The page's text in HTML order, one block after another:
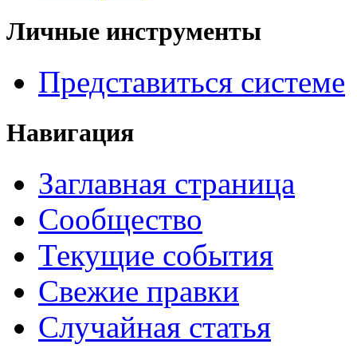
Личные инструменты
Представиться системе
Навигация
Заглавная страница
Сообщество
Текущие события
Свежие правки
Случайная статья